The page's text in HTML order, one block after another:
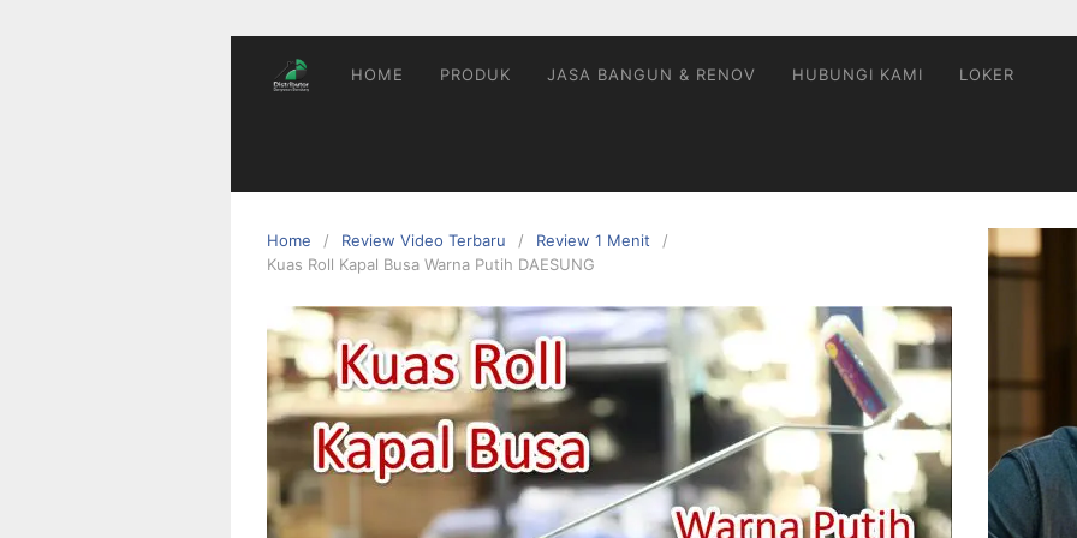
HOME PRODUK JASA BANGUN & RENOV HUBUNGI KAMI LOKER
Home Review Video Terbaru
Review 1 Menit
Kuas Roll Kapal Busa Warna Putih DAESUNG